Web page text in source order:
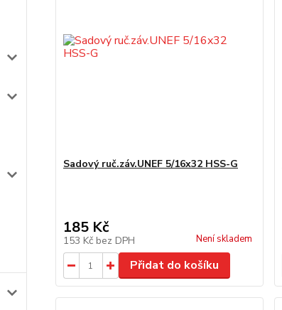
Sadový ruč.záv.UNEF 5/16x32 HSS-G
185 Kč
153 Kč bez DPH Není skladem
Přidat do košíku